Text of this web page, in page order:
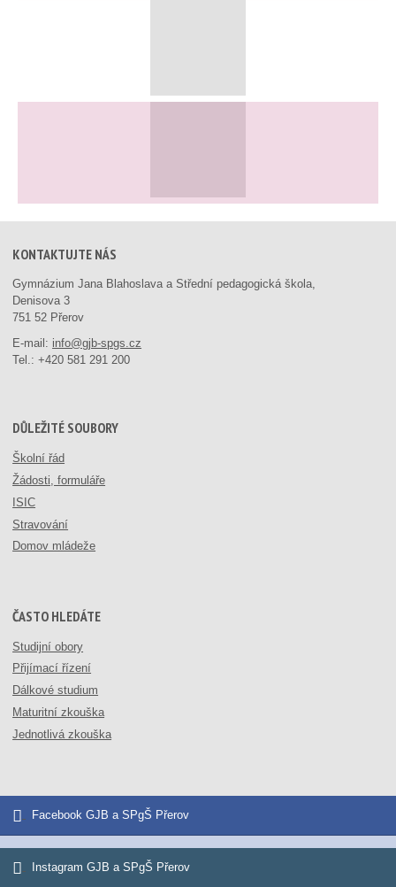
KONTAKTUJTE NÁS
Gymnázium Jana Blahoslava a Střední pedagogická škola,
Denisova 3
751 52 Přerov
E-mail: info@gjb-spgs.cz
Tel.:+420 581 291 200
DŮLEŽITÉ SOUBORY
Školní řád
Žádosti, formuláře
ISIC
Stravování
Domov mládeže
ČASTO HLEDÁTE
Studijní obory
Přijímací řízení
Dálkové studium
Maturitní zkouška
Jednotlivá zkouška
Facebook GJB a SPgŠ Přerov
Instagram GJB a SPgŠ Přerov